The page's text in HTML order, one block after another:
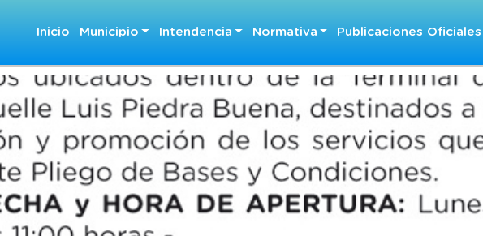
Inicio Municipio Intendencia Normativa Publicaciones Oficiales